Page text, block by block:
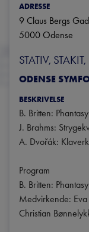
ADRESSE
9 Claus Bergs
5000 Odense
STATIV,
ODENSE
BESKRIVELSE
B. Britten:
J. Brahms:
A. Dvořák:
Program
B. Britten:
Medvirkende:
Christian